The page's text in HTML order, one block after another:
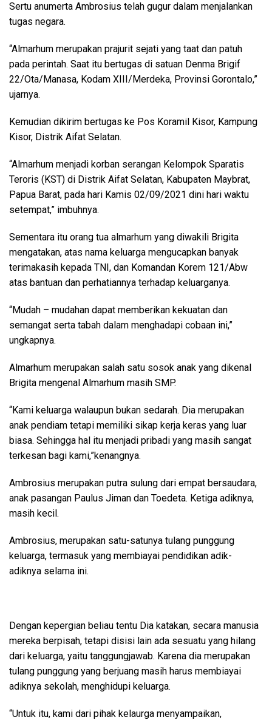
Sertu anumerta Ambrosius telah gugur dalam menjalankan
tugas negara.
“Almarhum merupakan prajurit sejati yang taat dan patuh
pada perintah. Saat itu bertugas di satuan Denma Brigif
22/Ota/Manasa, Kodam XIII/Merdeka, Provinsi Gorontalo,”
ujarnya.
Kemudian dikirim bertugas ke Pos Koramil Kisor, Kampung
Kisor, Distrik Aifat Selatan.
“Almarhum menjadi korban serangan Kelompok Sparatis
Teroris (KST) di Distrik Aifat Selatan, Kabupaten Maybrat,
Papua Barat, pada hari Kamis 02/09/2021 dini hari waktu
setempat,” imbuhnya.
Sementara itu orang tua almarhum yang diwakili Brigita
mengatakan, atas nama keluarga mengucapkan banyak
terimakasih kepada TNI, dan Komandan Korem 121/Abw
atas bantuan dan perhatiannya terhadap keluarganya.
“Mudah – mudahan dapat memberikan kekuatan dan
semangat serta tabah dalam menghadapi cobaan ini,”
ungkapnya.
Almarhum merupakan salah satu sosok anak yang dikenal
Brigita mengenal Almarhum masih SMP.
“Kami keluarga walaupun bukan sedarah. Dia merupakan
anak pendiam tetapi memiliki sikap kerja keras yang luar
biasa. Sehingga hal itu menjadi pribadi yang masih sangat
terkesan bagi kami,”kenangnya.
Ambrosius merupakan putra sulung dari empat bersaudara,
anak pasangan Paulus Jiman dan Toedeta. Ketiga adiknya,
masih kecil.
Ambrosius, merupakan satu-satunya tulang punggung
keluarga, termasuk yang membiayai pendidikan adik-
adiknya selama ini.
Dengan kepergian beliau tentu Dia katakan, secara manusia
mereka berpisah, tetapi disisi lain ada sesuatu yang hilang
dari keluarga, yaitu tanggungjawab. Karena dia merupakan
tulang punggung yang berjuang masih harus membiayai
adiknya sekolah, menghidupi keluarga.
“Untuk itu, kami dari pihak kelaurga menyampaikan,